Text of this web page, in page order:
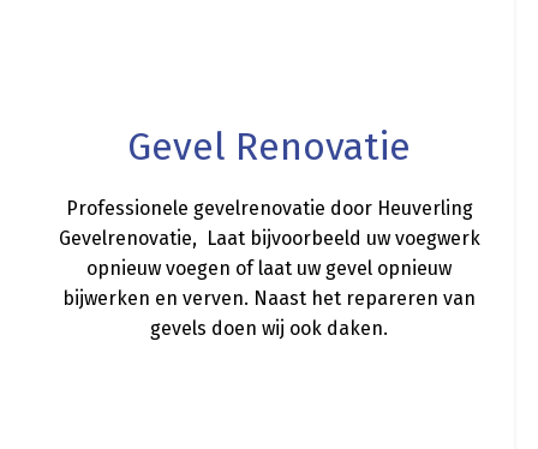
Gevel Renovatie
Professionele gevelrenovatie door Heuverling
Gevelrenovatie, Laat bijvoorbeeld uw voegwerk
opnieuw voegen of laat uw gevel opnieuw
bijwerken en verven. Naast het repareren van
gevels doen wij ook daken.